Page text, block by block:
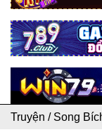
Truyện / Song